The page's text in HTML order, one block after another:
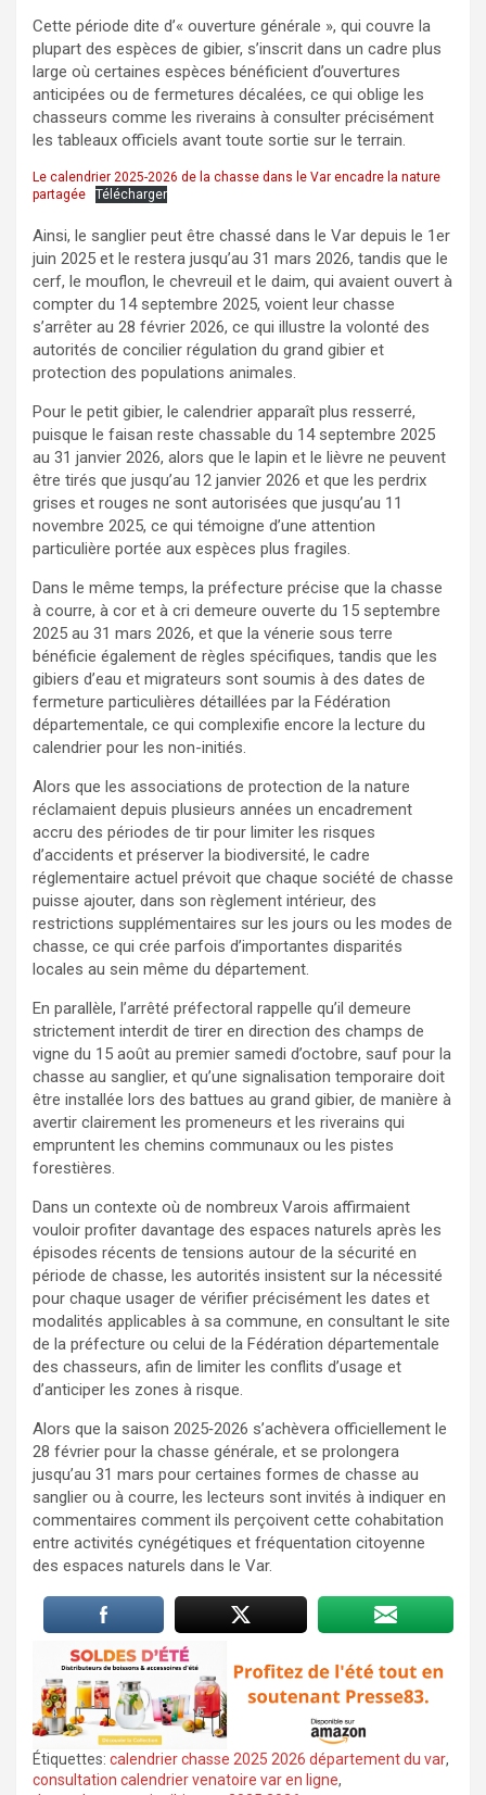
Cette période dite d’« ouverture générale », qui couvre la
plupart des espèces de gibier, s’inscrit dans un cadre plus
large où certaines espèces bénéficient d’ouvertures
anticipées ou de fermetures décalées, ce qui oblige les
chasseurs comme les riverains à consulter précisément
les tableaux officiels avant toute sortie sur le terrain.
Le calendrier 2025-2026 de la chasse dans le Var encadre la nature
partagée
Télécharger
Ainsi, le sanglier peut être chassé dans le Var depuis le 1er
juin 2025 et le restera jusqu’au 31 mars 2026, tandis que le
cerf, le mouflon, le chevreuil et le daim, qui avaient ouvert à
compter du 14 septembre 2025, voient leur chasse
s’arrêter au 28 février 2026, ce qui illustre la volonté des
autorités de concilier régulation du grand gibier et
protection des populations animales.
Pour le petit gibier, le calendrier apparaît plus resserré,
puisque le faisan reste chassable du 14 septembre 2025
au 31 janvier 2026, alors que le lapin et le lièvre ne peuvent
être tirés que jusqu’au 12 janvier 2026 et que les perdrix
grises et rouges ne sont autorisées que jusqu’au 11
novembre 2025, ce qui témoigne d’une attention
particulière portée aux espèces plus fragiles.​
Dans le même temps, la préfecture précise que la chasse
à courre, à cor et à cri demeure ouverte du 15 septembre
2025 au 31 mars 2026, et que la vénerie sous terre
bénéficie également de règles spécifiques, tandis que les
gibiers d’eau et migrateurs sont soumis à des dates de
fermeture particulières détaillées par la Fédération
départementale, ce qui complexifie encore la lecture du
calendrier pour les non-initiés.
Alors que les associations de protection de la nature
réclamaient depuis plusieurs années un encadrement
accru des périodes de tir pour limiter les risques
d’accidents et préserver la biodiversité, le cadre
réglementaire actuel prévoit que chaque société de chasse
puisse ajouter, dans son règlement intérieur, des
restrictions supplémentaires sur les jours ou les modes de
chasse, ce qui crée parfois d’importantes disparités
locales au sein même du département.
En parallèle, l’arrêté préfectoral rappelle qu’il demeure
strictement interdit de tirer en direction des champs de
vigne du 15 août au premier samedi d’octobre, sauf pour la
chasse au sanglier, et qu’une signalisation temporaire doit
être installée lors des battues au grand gibier, de manière à
avertir clairement les promeneurs et les riverains qui
empruntent les chemins communaux ou les pistes
forestières.
Dans un contexte où de nombreux Varois affirmaient
vouloir profiter davantage des espaces naturels après les
épisodes récents de tensions autour de la sécurité en
période de chasse, les autorités insistent sur la nécessité
pour chaque usager de vérifier précisément les dates et
modalités applicables à sa commune, en consultant le site
de la préfecture ou celui de la Fédération départementale
des chasseurs, afin de limiter les conflits d’usage et
d’anticiper les zones à risque.
Alors que la saison 2025‑2026 s’achèvera officiellement le
28 février pour la chasse générale, et se prolongera
jusqu’au 31 mars pour certaines formes de chasse au
sanglier ou à courre, les lecteurs sont invités à indiquer en
commentaires comment ils perçoivent cette cohabitation
entre activités cynégétiques et fréquentation citoyenne
des espaces naturels dans le Var.
Étiquettes: calendrier chasse 2025 2026 département du var,
consultation calendrier venatoire var en ligne,